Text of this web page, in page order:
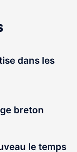
dans les
breton
le temps